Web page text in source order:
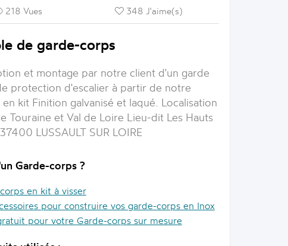
218 Vues 348 J'aime(s)
de garde-corps
et montage par notre client d'un garde
protection d'escalier à partir de notre
en kit Finition galvanisé et laqué. Localisation
Touraine et Val de Loire Lieu-dit Les Hauts
LUSSAULT SUR LOIRE
Garde-corps ?
en kit à visser
pour construire vos garde-corps en Inox
pour votre Garde-corps sur mesure